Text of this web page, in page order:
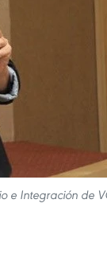
e Integración de